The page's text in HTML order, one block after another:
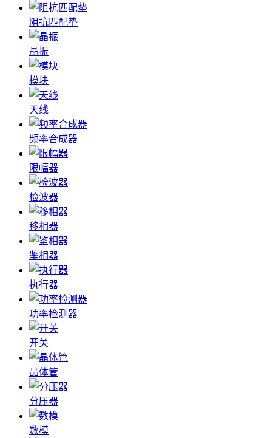
阻抗匹配垫
晶振
模块
天线
频率合成器
限幅器
检波器
移相器
鉴相器
执行器
功率检测器
开关
晶体管
分压器
数模